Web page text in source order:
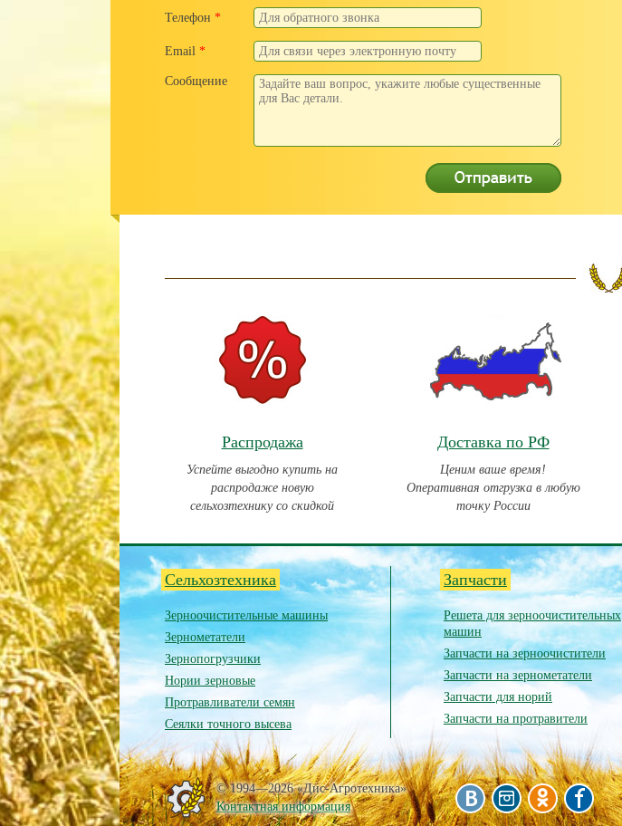
Телефон *
Email *
Сообщение
Распродажа
Успейте выгодно купить на
распродаже новую
сельхозтехнику со скидкой
Доставка по РФ
Ценим ваше время!
Оперативная отгрузка в любую
точку России
Сельхозтехника
Зерноочистительные машины
Зернометатели
Зернопогрузчики
Нории зерновые
Протравливатели семян
Сеялки точного высева
Запчасти
Решета для зерноочистительных
машин
Запчасти на зерноочистители
Запчасти на зернометатели
Запчасти для норий
Запчасти на протравители
© 1994—2026 «Дис-Агротехника»
Контактная информация